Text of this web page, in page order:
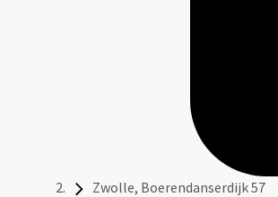
Zwolle, Boerendanserdijk 57